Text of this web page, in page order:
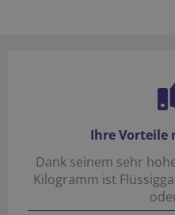
Ihre Vorteile
Dank seinem sehr
Kilogramm ist